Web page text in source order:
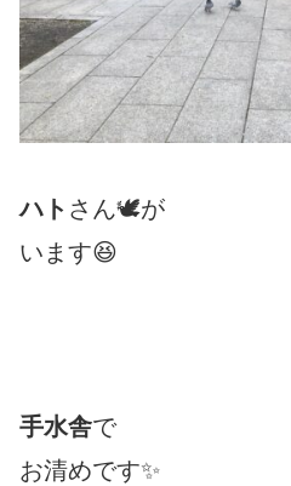
ハト さん🕊が
います😆
手水舎で
お清めです✨